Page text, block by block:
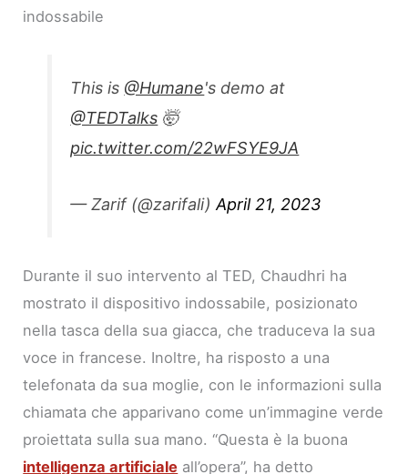
indossabile
This is @Humane's demo at
@TEDTalks 🤯
pic.twitter.com/22wFSYE9JA
— Zarif (@zarifali)April 21, 2023
Durante il suo intervento al TED, Chaudhri ha
mostrato il dispositivo indossabile, posizionato
nella tasca della sua giacca, che traduceva la sua
voce in francese. Inoltre, ha risposto a una
telefonata da sua moglie, con le informazioni sulla
chiamata che apparivano come un’immagine verde
proiettata sulla sua mano. “Questa è la buona
intelligenza artificiale all’opera”, ha detto